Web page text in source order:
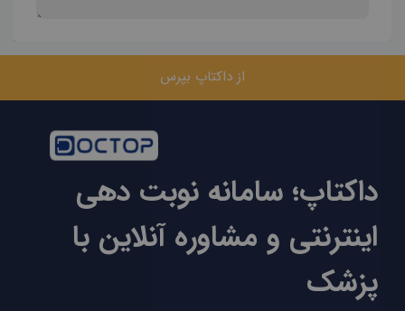
از داکتاپ بپرس
داکتاپ؛ سامانه نوبت دهی
اینترنتی و مشاوره آنلاین با
پزشک